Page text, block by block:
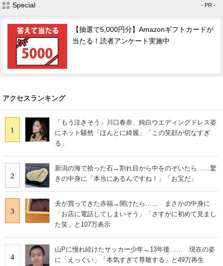
Special - PR -
【抽選で5,000円分】Amazonギフトカードが
当たる！読者アンケート実施中
アクセスランキング
1
「もう泣きそう」川口春奈、純白ウエディングドレス姿
にネット騒然「ほんとに綺麗」「この笑顔が切なすぎ
る」
2
新潟の海で拾った石→割れ目から中をのぞいたら……驚
きの中身に「本当にあるんですね！」「お宝だ」
3
夫が買ってきた赤福→開けたら…… まさかの中身に
「お店に電話してしまいそう」「さすがに初めて見まし
た笑」と107万表示
4
山Pに憧れ続けたサッカー少年→13年後…… 現在の姿
に「えっぐい」「本気すぎて尊敬する」と49万再生